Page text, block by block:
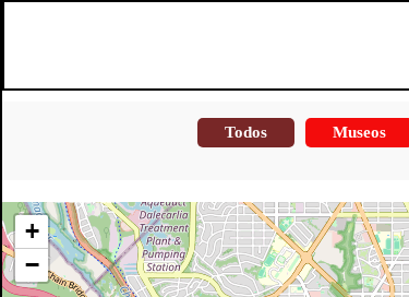
Todos Museos
+
−